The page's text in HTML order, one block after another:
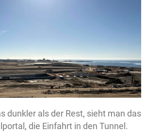
dunkler als der Rest, sieht man das
die Einfahrt in den Tunnel.